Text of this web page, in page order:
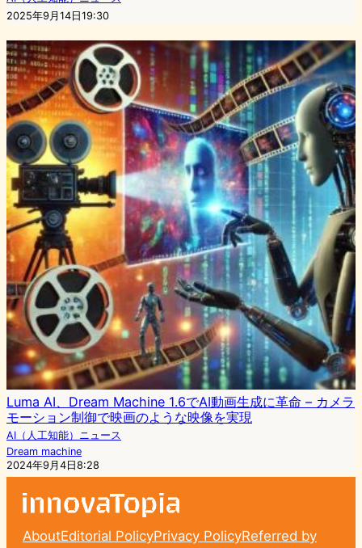
2025年9月14日19:30
Luma AI、Dream Machine 1.6でAI動画生成に革命 – カメラ
モーション制御で映画のような映像を実現
AI（人工知能）ニュース
Dream machine
2024年9月4日8:28
AboutEditorial PolicyPrivacy PolicyReferred by